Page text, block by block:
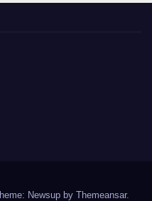
Newsup by Themeansar.